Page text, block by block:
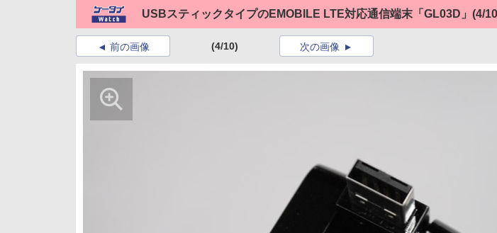
USBスティックタイプのEMOBILE LTE対応通信端末「GL03D」 (4/
前の画像 (4/10) 次の画像